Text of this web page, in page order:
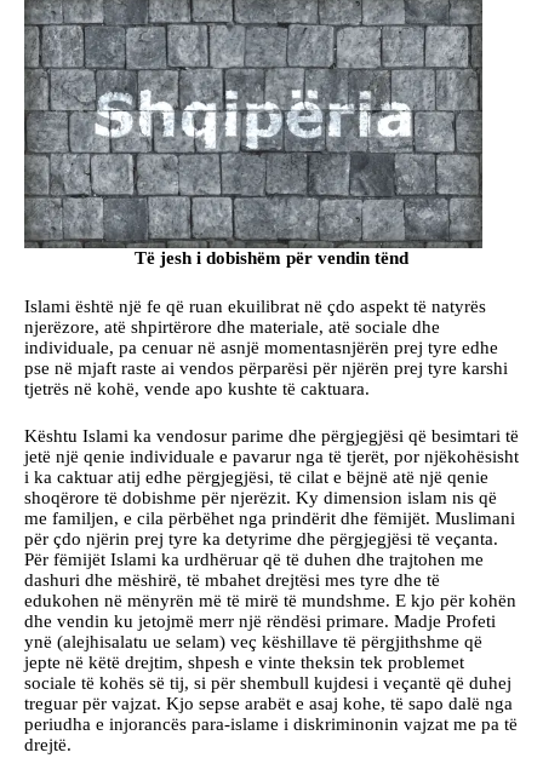
Të jesh i dobishëm për vendin tënd
Islami është një fe që ruan ekuilibrat në çdo aspekt të natyrës
njerëzore, atë shpirtërore dhe materiale, atë sociale dhe
individuale, pa cenuar në asnjë momentasnjërën prej tyre edhe
pse në mjaft raste ai vendos përparësi për njërën prej tyre karshi
tjetrës në kohë, vende apo kushte të caktuara.
Kështu Islami ka vendosur parime dhe përgjegjësi që besimtari të
jetë një qenie individuale e pavarur nga të tjerët, por njëkohësisht
i ka caktuar atij edhe përgjegjësi, të cilat e bëjnë atë një qenie
shoqërore të dobishme për njerëzit. Ky dimension islam nis që
me familjen, e cila përbëhet nga prindërit dhe fëmijët. Muslimani
për çdo njërin prej tyre ka detyrime dhe përgjegjësi të veçanta.
Për fëmijët Islami ka urdhëruar që të duhen dhe trajtohen me
dashuri dhe mëshirë, të mbahet drejtësi mes tyre dhe të
edukohen në mënyrën më të mirë të mundshme. E kjo për kohën
dhe vendin ku jetojmë merr një rëndësi primare. Madje Profeti
ynë (alejhisalatu ue selam) veç këshillave të përgjithshme që
jepte në këtë drejtim, shpesh e vinte theksin tek problemet
sociale të kohës së tij, si për shembull kujdesi i veçantë që duhej
treguar për vajzat. Kjo sepse arabët e asaj kohe, të sapo dalë nga
periudha e injorancës para-islame i diskriminonin vajzat me pa të
drejtë.